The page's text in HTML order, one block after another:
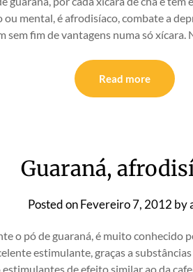
mental, é afrodisíaco, combate a
sem fim de vantagens numa só
Read more
Guaraná,
Posted onFevereiro 7, 2012 by
o pó de guaraná, é muito conhecido
estimulante, graças a
de efeito similar ao da